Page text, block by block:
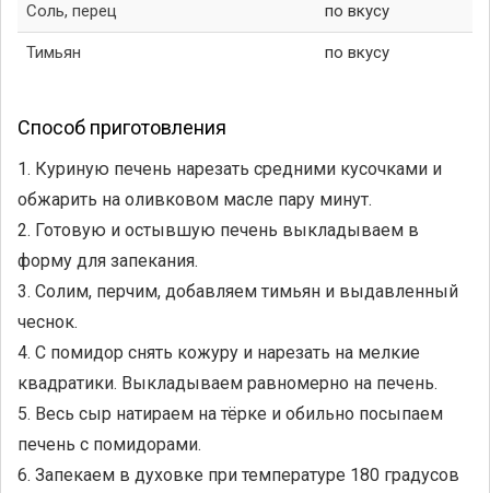
Соль, перец по вкусу
Тимьян по вкусу
Способ приготовления
1. Куриную печень нарезать средними кусочками и
обжарить на оливковом масле пару минут.
2. Готовую и остывшую печень выкладываем в
форму для запекания.
3. Солим, перчим, добавляем тимьян и выдавленный
чеснок.
4. С помидор снять кожуру и нарезать на мелкие
квадратики. Выкладываем равномерно на печень.
5. Весь сыр натираем на тёрке и обильно посыпаем
печень с помидорами.
6. Запекаем в духовке при температуре 180 градусов